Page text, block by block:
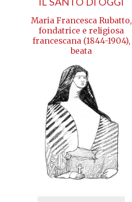
Maria Francesca Rubatto,
fondatrice e religiosa
francescana (1844-1904),
beata